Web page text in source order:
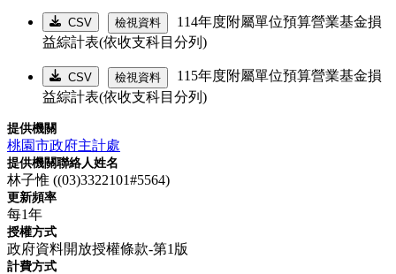
CSV 檢視資料
114年度附屬單位預算營業基金損
益綜計表(依收支科目分列)
CSV 檢視資料
115年度附屬單位預算營業基金損
益綜計表(依收支科目分列)
提供機關
桃園市政府主計處
提供機關聯絡人姓名
林子惟 ((03)3322101#5564)
更新頻率
每1年
授權方式
政府資料開放授權條款-第1版
計費方式